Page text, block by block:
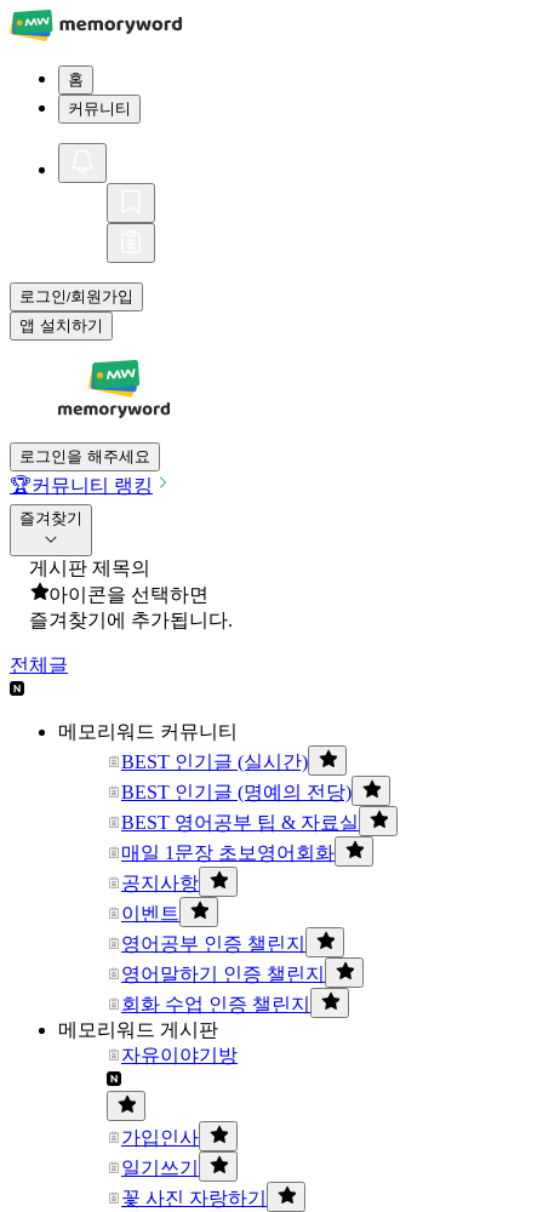
홈
커뮤니티
로그인/회원가입
앱 설치하기
로그인을 해주세요
🏆커뮤니티 랭킹
즐겨찾기
게시판 제목의
아이콘을 선택하면
즐겨찾기에 추가됩니다.
전체글
메모리워드 커뮤니티
BEST 인기글 (실시간)
BEST 인기글 (명예의 전당)
BEST 영어공부 팁 & 자료실
매일 1문장 초보영어회화
공지사항
이벤트
영어공부 인증 챌린지
영어말하기 인증 챌린지
회화 수업 인증 챌린지
메모리워드 게시판
자유이야기방
가입인사
일기쓰기
꽃 사진 자랑하기